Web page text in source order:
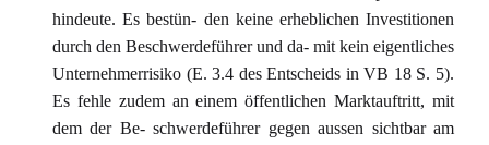
hindeute. Es bestün- den keine erheblichen Investitionen
durch den Beschwerdeführer und da- mit kein eigentliches
Unternehmerrisiko (E. 3.4 des Entscheids in VB 18 S. 5).
Es fehle zudem an einem öffentlichen Marktauftritt, mit
dem der Be- schwerdeführer gegen aussen sichtbar am